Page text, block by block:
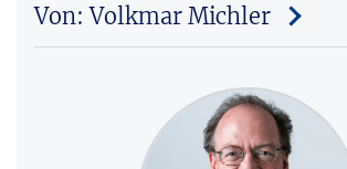
Von: Volkmar Michler